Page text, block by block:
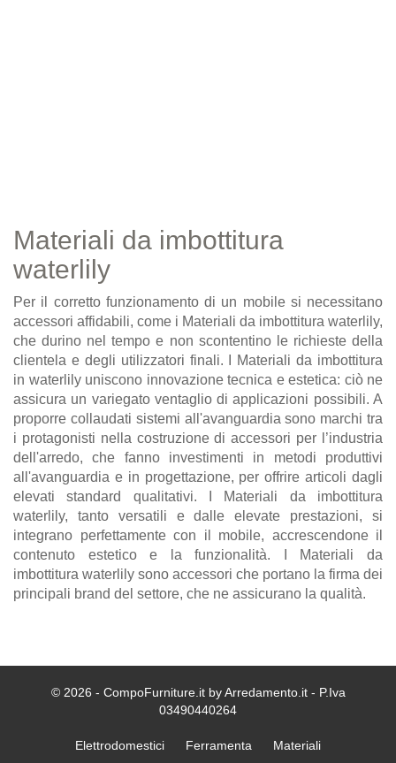
Materiali da imbottitura
waterlily
Per il corretto funzionamento di un mobile si necessitano
accessori affidabili, come i Materiali da imbottitura waterlily,
che durino nel tempo e non scontentino le richieste della
clientela e degli utilizzatori finali. I Materiali da imbottitura
in waterlily uniscono innovazione tecnica e estetica: ciò ne
assicura un variegato ventaglio di applicazioni possibili. A
proporre collaudati sistemi all'avanguardia sono marchi tra
i protagonisti nella costruzione di accessori per l’industria
dell'arredo, che fanno investimenti in metodi produttivi
all'avanguardia e in progettazione, per offrire articoli dagli
elevati standard qualitativi. I Materiali da imbottitura
waterlily, tanto versatili e dalle elevate prestazioni, si
integrano perfettamente con il mobile, accrescendone il
contenuto estetico e la funzionalità. I Materiali da
imbottitura waterlily sono accessori che portano la firma dei
principali brand del settore, che ne assicurano la qualità.
© 2026 - CompoFurniture.it by Arredamento.it - P.Iva
03490440264
Elettrodomestici Ferramenta Materiali